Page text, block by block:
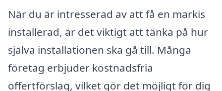
När du är intresserad av att få en markis
installerad, är det viktigt att tänka på hur
själva installationen ska gå till. Många
företag erbjuder kostnadsfria
offertförslag, vilket gör det möjligt för dig